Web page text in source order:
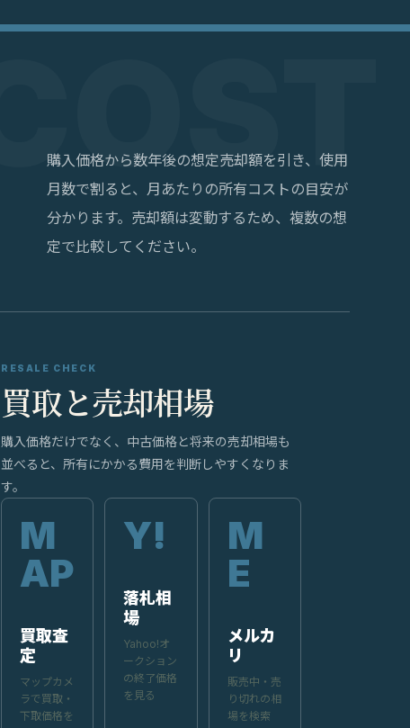
購入価格から数年後の想定売却額を引き、使用
月数で割ると、月あたりの所有コストの目安が
分かります。売却額は変動するため、複数の想
定で比較してください。
RESALE CHECK
買取と売却相場
購入価格だけでなく、中古価格と将来の売却相場も
並べると、所有にかかる費用を判断しやすくなりま
す。
買取査
定
マップカメ
ラで買取・
下取価格を
落札相
場
Yahoo!オ
ークション
の終了価格
を見る
メルカ
リ
販売中・売
り切れの相
場を検索